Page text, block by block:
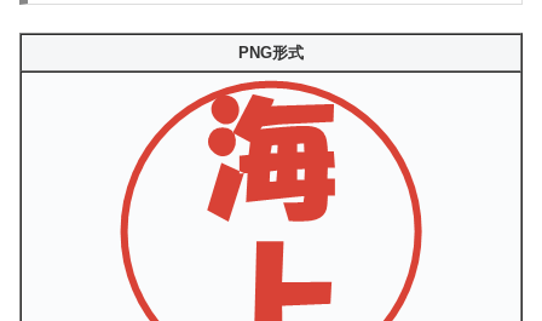
PNG形式